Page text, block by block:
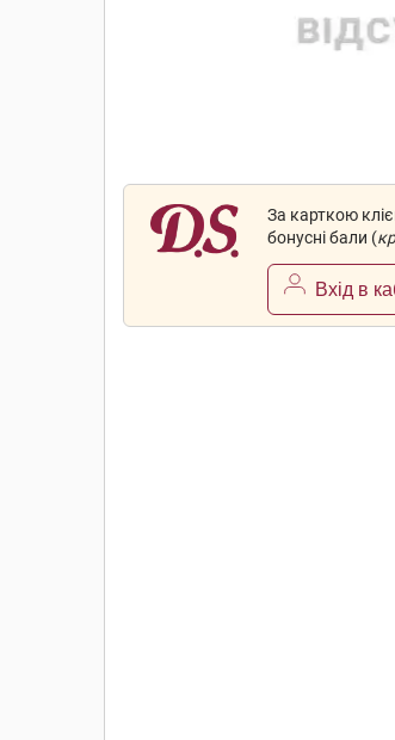
За карткою
бонусні бали (
Вхід в